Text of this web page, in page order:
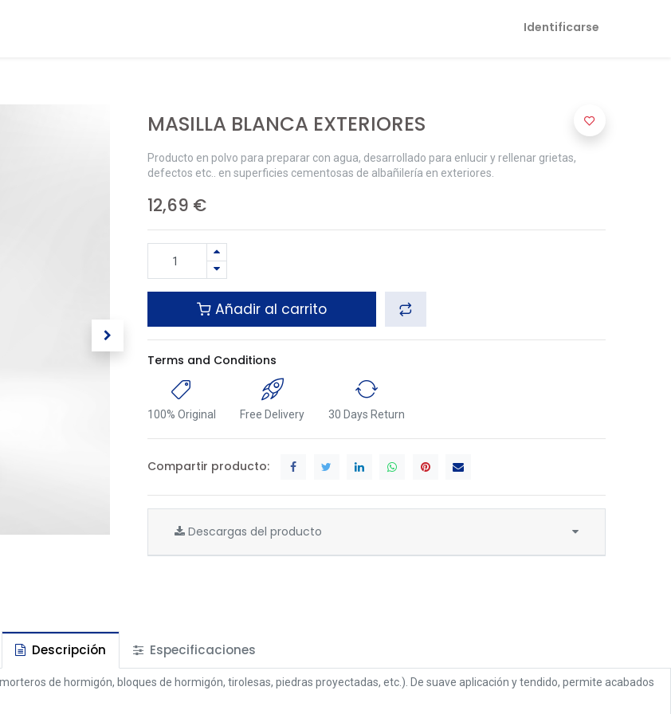
Identificarse
MASILLA BLANCA EXTERIORES
Producto en polvo para preparar con agua, desarrollado para enlucir y rellenar grietas,
defectos etc.. en superficies cementosas de albañilería en exteriores.
12,69 €
Añadir al carrito
Terms and Conditions
100% Original Free Delivery 30 Days Return
Compartir producto:
Descargas del producto
Descripción Especificaciones
de hormigón, bloques de hormigón, tirolesas, piedras proyectadas, etc.). De suave aplicación y tendido, permite acabados